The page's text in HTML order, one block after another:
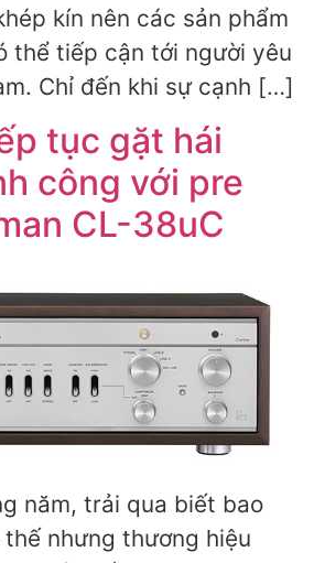
kín nên các sản phẩm
thể tiếp cận tới người yêu
Chỉ đến khi sự cạnh […]
tục gặt hái
công với pre
CL-38uC
năm, trải qua biết bao
nhưng thương hiệu